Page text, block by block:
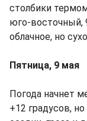
столбики
юго-восточный,
облачное, но
Пятница, 9 мая
Погода начнет
+12 градусов,